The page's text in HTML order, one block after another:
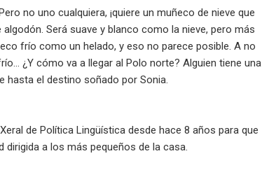
no uno cualquiera, ¡quiere un muñeco de nieve que
Será suave y blanco como la nieve, pero más
frío como un helado, y eso no parece posible. A no
¿Y cómo va a llegar al Polo norte? Alguien tiene una
hasta el destino soñado por Sonia.
de Política Lingüística desde hace 8 años para que
dirigida a los más pequeños de la casa.